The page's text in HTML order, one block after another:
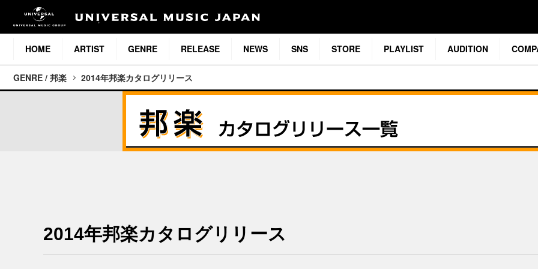
HOME ARTIST GENRE RELEASE NEWS SNS STORE PLAYLIST AUDITION
GENRE / 邦楽 2014年邦楽カタログリリース
2014年邦楽カタログリリース